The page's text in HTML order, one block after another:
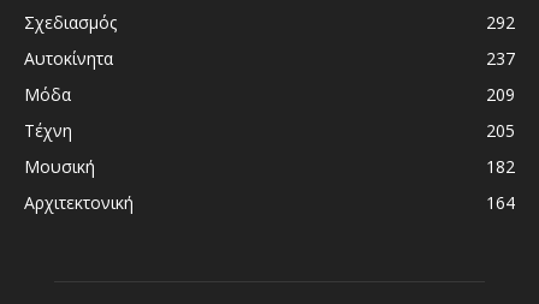
Σχεδιασμός
292
Αυτοκίνητα
237
Μόδα
209
Τέχνη
205
Μουσική
182
Αρχιτεκτονική
164